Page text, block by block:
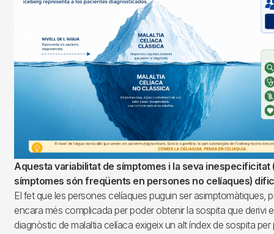
Aquesta variabilitat de símptomes i la seva inespecificitat
símptomes són freqüents en persones no celíaques)
El fet que les persones celíaques puguin ser asimptomàtiques,
encara més complicada per poder obtenir la sospita que derivi
diagnòstic de malaltia celíaca exigeix un alt índex de sospita per